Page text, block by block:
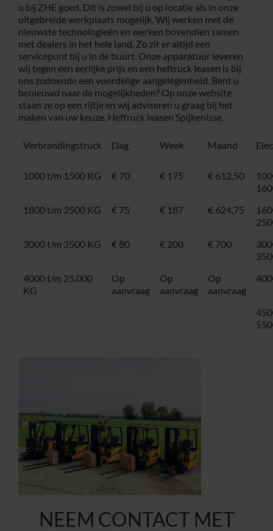
u bij ZHE goed. Dit is zowel bij u op locatie als in onze
uitgebreide werkplaats mogelijk. Wij werken met de
nieuwste technologieën en werken bovendien samen
met dealers in het hele land. Zo zit er altijd een
servicepunt bij u in de buurt. Onze apparatuur leveren
wij tegen een eerlijke prijs en een heftruck leasen is bij
ons zodoende een voordelige aangelegenheid. Bent u
benieuwd naar de mogelijkheden? Op onze website
staan ze op een rijtje en wij adviseren u graag bij het
maken van uw keuze, Heftruck leasen Spijkenisse.
Verbrandingstruck Dag Week Maand
1000 t/m 1500 KG € 70 € 175 € 612,50
1800 t/m 2500 KG
€ 75 € 187 € 624,75
3000 t/m 3500 KG
€ 80 € 200 € 700
4000 t/m 25.000
KG
Op
aanvraag
Op
aanvraag
Op
aanvraag
NEEM CONTACT MET